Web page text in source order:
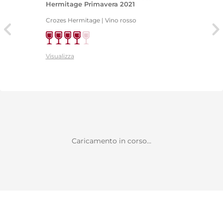
Hermitage Primavera 2021
Crozes Hermitage | Vino rosso
Visualizza
Caricamento in corso...